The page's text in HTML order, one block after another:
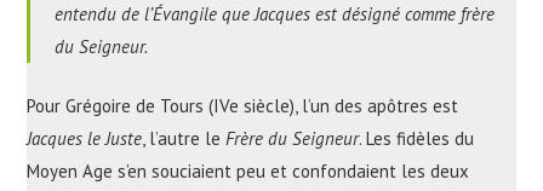
entendu de l’Évangile que Jacques est désigné comme frère
du Seigneur.
Pour Grégoire de Tours (IVe siècle), l’un des apôtres est
Jacques le Juste, l’autre leFrère du Seigneur. Les fidèles du
Moyen Age s’en souciaient peu et confondaient les deux